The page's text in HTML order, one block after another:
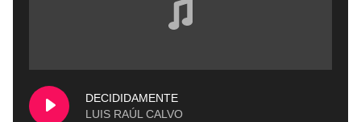
DECIDIDAMENTE
LUIS RAÚL CALVO